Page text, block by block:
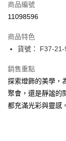
LINE Pay
街口支付
悠遊付
Google Pay
全盈+PAY
商品編號
11098596
商品特色
貨號： F37-21-
銷售重點
探索燈飾的美學，
聚會，還是靜謐的
都充滿光彩與靈感。